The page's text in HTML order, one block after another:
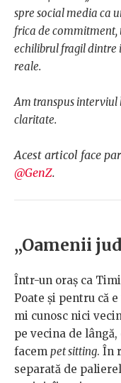
spre social media ca
frica de
echilibrul fragil dintre
reale.
Am transpus
claritate.
Acest articol face
@GenZ.
„Oamenii
Într-un oraș ca
Poate și pentru că
mi cunosc nici
pe vecina de lângă,
facem pet sitting. În
separată de